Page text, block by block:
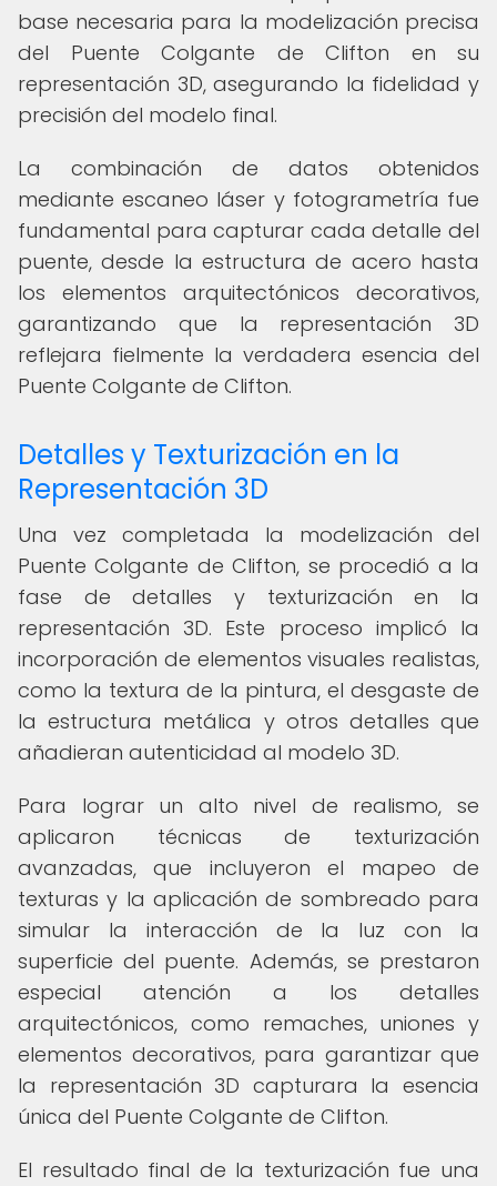
base necesaria para la modelización precisa
del Puente Colgante de Clifton en su
representación 3D, asegurando la fidelidad y
precisión del modelo final.
La combinación de datos obtenidos
mediante escaneo láser y fotogrametría fue
fundamental para capturar cada detalle del
puente, desde la estructura de acero hasta
los elementos arquitectónicos decorativos,
garantizando que la representación 3D
reflejara fielmente la verdadera esencia del
Puente Colgante de Clifton.
Detalles y Texturización en la
Representación 3D
Una vez completada la modelización del
Puente Colgante de Clifton, se procedió a la
fase de detalles y texturización en la
representación 3D. Este proceso implicó la
incorporación de elementos visuales realistas,
como la textura de la pintura, el desgaste de
la estructura metálica y otros detalles que
añadieran autenticidad al modelo 3D.
Para lograr un alto nivel de realismo, se
aplicaron técnicas de texturización
avanzadas, que incluyeron el mapeo de
texturas y la aplicación de sombreado para
simular la interacción de la luz con la
superficie del puente. Además, se prestaron
especial atención a los detalles
arquitectónicos, como remaches, uniones y
elementos decorativos, para garantizar que
la representación 3D capturara la esencia
única del Puente Colgante de Clifton.
El resultado final de la texturización fue una